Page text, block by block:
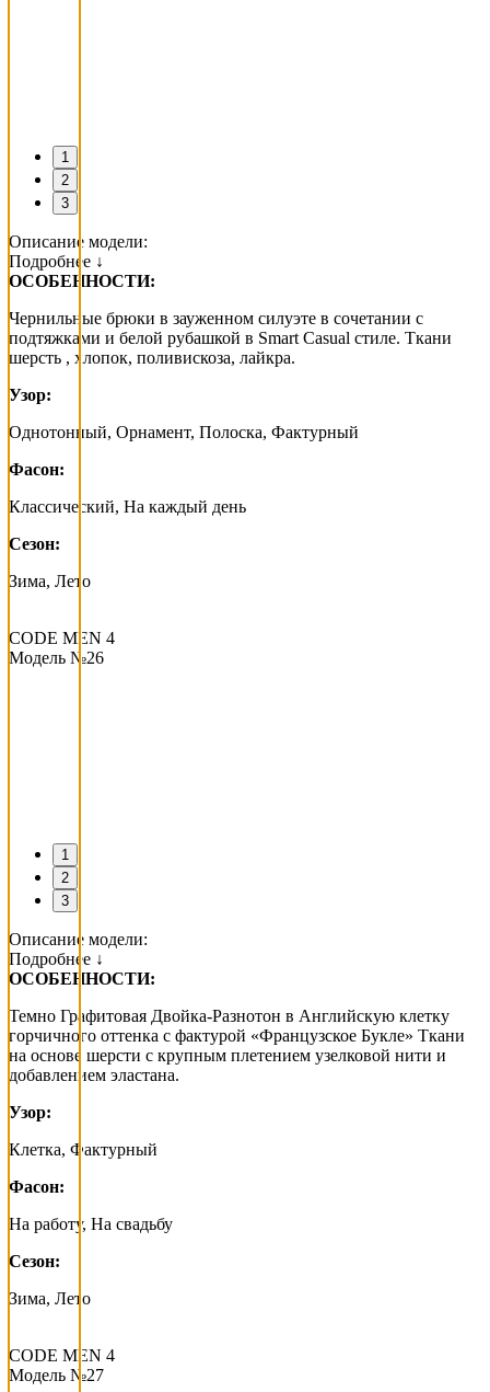
1
2
3
Описание модели:
Подробнее ↓
ОСОБЕННОСТИ:
Чернильные брюки в зауженном силуэте в сочетании с
подтяжками и белой рубашкой в Smart Casual стиле. Ткани
шерсть , хлопок, поливискоза, лайкра.
Узор:
Однотонный, Орнамент, Полоска, Фактурный
Фасон:
Классический, На каждый день
Сезон:
Зима, Лето
CODE MEN 4
Модель №26
1
2
3
Описание модели:
Подробнее ↓
ОСОБЕННОСТИ:
Темно Графитовая Двойка-Разнотон в Английскую клетку
горчичного оттенка с фактурой «Французское Букле» Ткани
на основе шерсти с крупным плетением узелковой нити и
добавлением эластана.
Узор:
Клетка, Фактурный
Фасон:
На работу, На свадьбу
Сезон:
Зима, Лето
CODE MEN 4
Модель №27